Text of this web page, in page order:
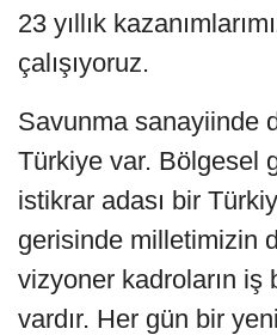
23 yıllık
çalışıyoruz.
Savunma sanayiinde
Türkiye var. Bölgesel
istikrar adası bir
gerisinde milletimizin
vizyoner kadroların iş
vardır. Her gün bir